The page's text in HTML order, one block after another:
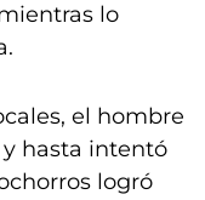
lo
el hombre
hasta intentó
logró